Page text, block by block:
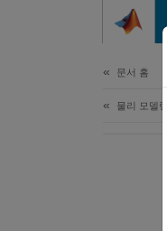
문서 홈
물리 모델링